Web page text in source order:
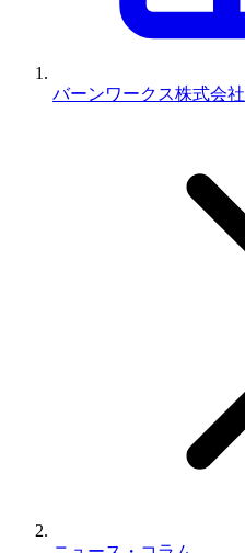
バーンワークス株式会社